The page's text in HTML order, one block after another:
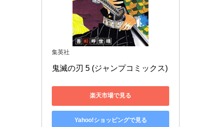
集英社
鬼滅の刃 5 (ジャンプコミックス)
楽天市場で見る
Yahoo!ショッピングで見る